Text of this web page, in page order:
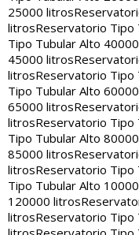
25000 litros
litrosReservatorio Tipo
Tipo Tubular Alto
45000 litros
litrosReservatorio Tipo
Tipo Tubular Alto
65000 litros
litrosReservatorio Tipo
Tipo Tubular Alto
85000 litros
litrosReservatorio Tipo
Tipo Tubular Alto
120000 litros
litrosReservatorio Tipo